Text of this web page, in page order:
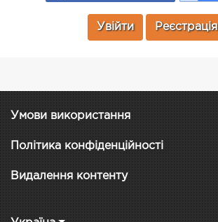
Увійти Реєстрація
Умови використання
Політика конфіденційності
Видалення контенту